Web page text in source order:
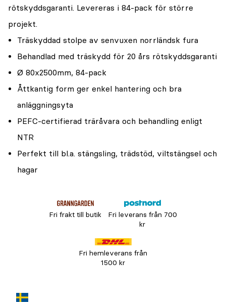
rötskyddsgaranti. Levereras i 84-pack för större
projekt.
Träskyddad stolpe av senvuxen norrländsk fura
Behandlad med träskydd för 20 års rötskyddsgaranti
Ø 80x2500mm, 84-pack
Åttkantig form ger enkel hantering och bra
anläggningsyta
PEFC-certifierad träråvara och behandling enligt
NTR
Perfekt till bl.a. stängsling, trädstöd, viltstängsel och
hagar
Fri frakt till butik
Fri leverans från 700
kr
Fri hemleverans från
1500 kr